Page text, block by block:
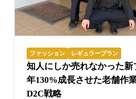
ファッション レギュラープラン
知人にしか売れなかった新
年130%成長させた老舗作
D2C戦略